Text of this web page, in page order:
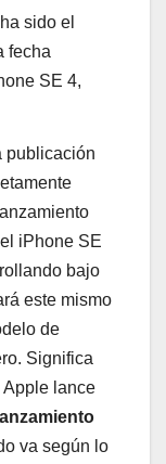
sido el
fecha
SE 4,
publicación
iPhone SE
bajo
este mismo
de
Significa
lance
va según lo